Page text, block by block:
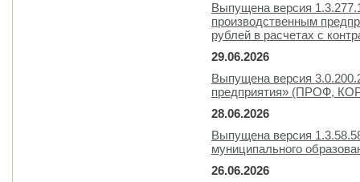
Выпущена версия
производственным
рублей в расчетах с
29.06.2026
Выпущена версия
предприятия» (ПРОФ,
28.06.2026
Выпущена версия
муниципального
26.06.2026